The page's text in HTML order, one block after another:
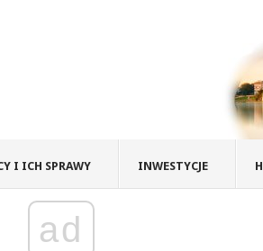
I ICH SPRAWY INWESTYCJE
ad